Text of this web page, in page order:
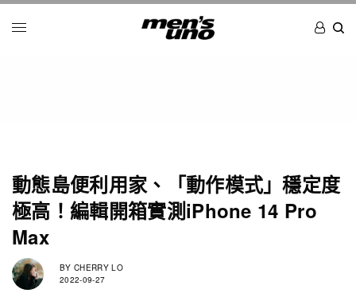
動態島便利用家、「動作模式」穩定度
極高！編輯開箱實測iPhone 14 Pro
Max
BY CHERRY LO
2022-09-27